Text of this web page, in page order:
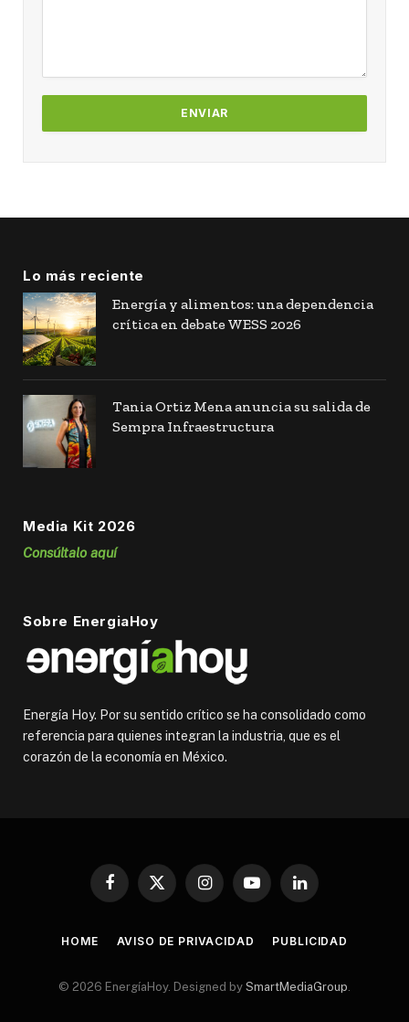
Lo más reciente
Energía y alimentos: una dependencia
crítica en debate WESS 2026
Tania Ortiz Mena anuncia su salida de
Sempra Infraestructura
Media Kit 2026
Consúltalo aquí
Sobre EnergiaHoy
Energía Hoy. Por su sentido crítico se ha consolidado como
referencia para quienes integran la industria, que es el
corazón de la economía en México.
Facebook
X
InstagramYouTubeLinkedIn
HOME AVISO DE PRIVACIDAD PUBLICIDAD
© 2026 EnergíaHoy. Designed by SmartMediaGroup.